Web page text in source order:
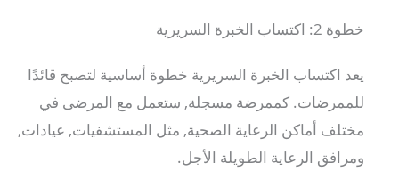
خطوة 2: اكتساب الخبرة السريرية
يعد اكتساب الخبرة السريرية خطوة أساسية لتصبح قائدًا
للممرضات. كممرضة مسجلة, ستعمل مع المرضى في
مختلف أماكن الرعاية الصحية, مثل المستشفيات, عيادات,
ومرافق الرعاية الطويلة الأجل.